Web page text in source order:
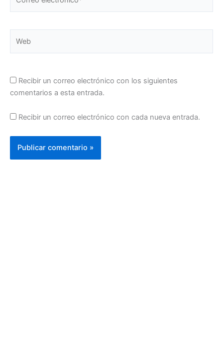
electrónico*
Recibir un correo electrónico con los siguientes
comentarios a esta entrada.
Recibir un correo electrónico con cada nueva entrada.